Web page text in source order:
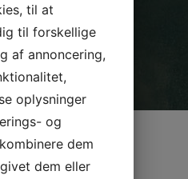
til at
til forskellige
af annoncering,
oplysninger
og
dem
dem eller